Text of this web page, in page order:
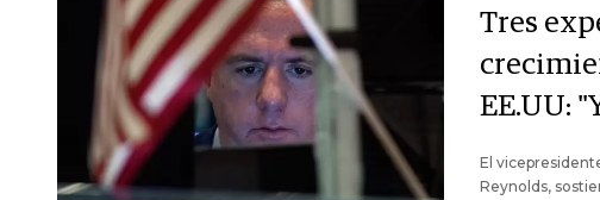
Tres
EE.UU:
El
Reynolds,